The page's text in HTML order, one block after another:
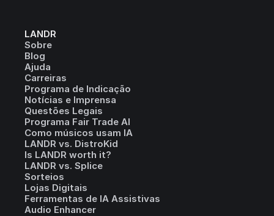
LANDR
Sobre
Blog
Ajuda
Carreiras
Programa de Indicação
Notícias e Imprensa
Questões Legais
Programa Fair Trade AI
Como músicos usam IA
LANDR vs. DistroKid
Is LANDR worth it?
LANDR vs. Splice
Sorteios
Lojas Digitais
Ferramentas de IA Assistivas
Audio Enhancer